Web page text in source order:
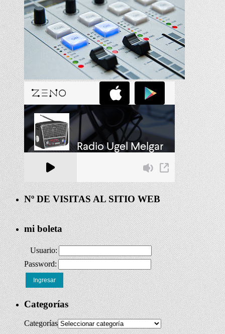
Nº DE VISITAS AL SITIO WEB
mi boleta
Usuario:
Password:
Ingresar
Categorías
Categorías